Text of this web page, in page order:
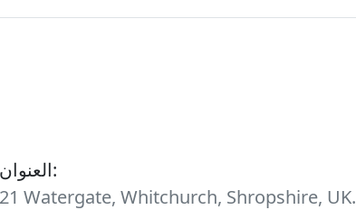
العنوان:
21 Watergate, Whitchurch, Shropshire, UK.